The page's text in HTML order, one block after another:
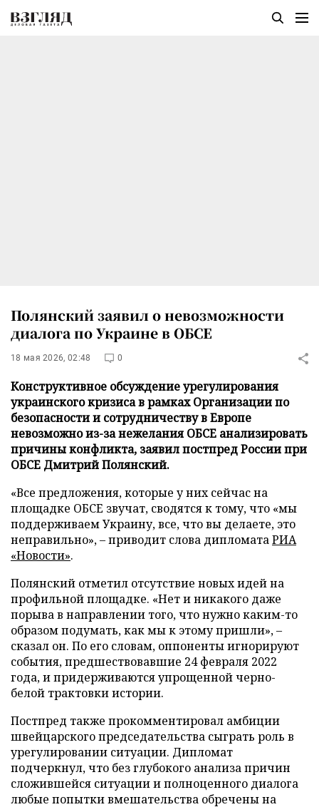
Полянский заявил о невозможности
диалога по Украине в ОБСЕ
18 мая 2026, 02:48 0
Конструктивное обсуждение урегулирования
украинского кризиса в рамках Организации по
безопасности и сотрудничеству в Европе
невозможно из-за нежелания ОБСЕ анализировать
причины конфликта, заявил постпред России при
ОБСЕ Дмитрий Полянский.
«Все предложения, которые у них сейчас на
площадке ОБСЕ звучат, сводятся к тому, что «мы
поддерживаем Украину, все, что вы делаете, это
неправильно», – приводит слова дипломатаРИА
«Новости».
Полянский отметил отсутствие новых идей на
профильной площадке. «Нет и никакого даже
порыва в направлении того, что нужно каким-то
образом подумать, как мы к этому пришли», –
сказал он. По его словам, оппоненты игнорируют
события, предшествовавшие 24 февраля 2022
года, и придерживаются упрощенной черно-
белой трактовки истории.
Постпред также прокомментировал амбиции
швейцарского председательства сыграть роль в
урегулировании ситуации. Дипломат
подчеркнул, что без глубокого анализа причин
сложившейся ситуации и полноценного диалога
любые попытки вмешательства обречены на